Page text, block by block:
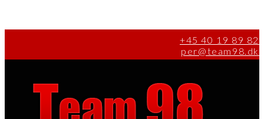
+45 40 19 89 82
per@team98.dk